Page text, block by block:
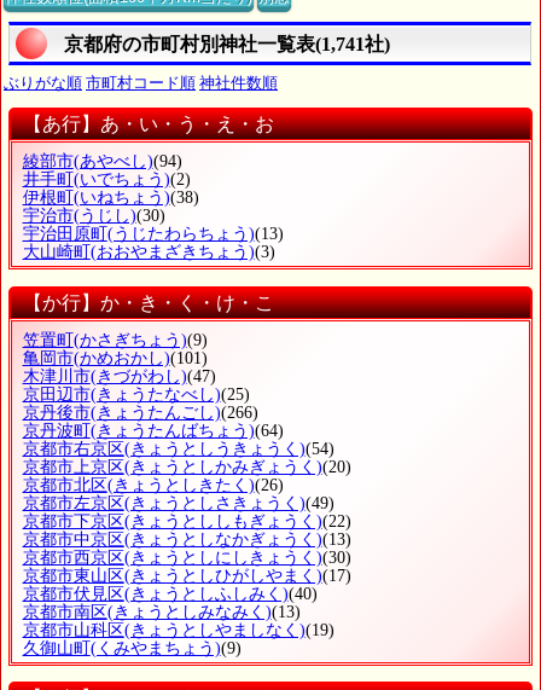
京都府の市町村別神社一覧表(1,741社)
ぶりがな順 市町村コード順 神社件数順
【あ行】あ・い・う・え・お
綾部市(あやべし)(94)
井手町 (いでちょう)(2)
伊根町 (いねちょう)(38)
宇治市(うじし)(30)
宇治田原町 (うじたわらちょう)(13)
大山崎町 (おおやまざきちょう)(3)
【か行】か・き・く・け・こ
笠置町 (かさぎちょう)(9)
亀岡市(かめおかし)(101)
木津川市(きづがわし)(47)
京田辺市(きょうたなべし)(25)
京丹後市(きょうたんごし)(266)
京丹波町 (きょうたんばちょう)(64)
京都市右京区(きょうとしうきょうく)(54)
京都市上京区(きょうとしかみぎょうく)(20)
京都市北区(きょうとしきたく)(26)
京都市左京区(きょうとしさきょうく)(49)
京都市下京区(きょうとししもぎょうく)(22)
京都市中京区(きょうとしなかぎょうく)(13)
京都市西京区(きょうとしにしきょうく)(30)
京都市東山区(きょうとしひがしやまく)(17)
京都市伏見区(きょうとしふしみく)(40)
京都市南区(きょうとしみなみく)(13)
京都市山科区(きょうとしやましなく)(19)
久御山町 (くみやまちょう)(9)